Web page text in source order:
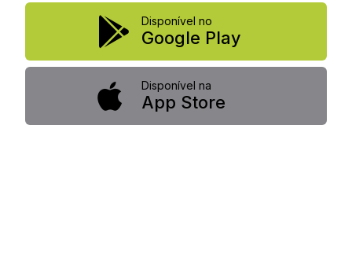
Disponível no
Google Play
Disponível na
App Store